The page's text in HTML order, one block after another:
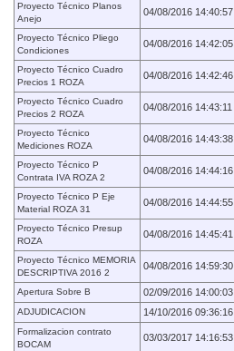
Proyecto Técnico Planos
Anejo
04/08/2016 14:40:57
Proyecto Técnico Pliego
Condiciones
04/08/2016 14:42:05
Proyecto Técnico Cuadro
Precios 1 ROZA
04/08/2016 14:42:46
Proyecto Técnico Cuadro
Precios 2 ROZA
04/08/2016 14:43:11
Proyecto Técnico
Mediciones ROZA
04/08/2016 14:43:38
Proyecto Técnico P
Contrata IVA ROZA 2
04/08/2016 14:44:16
Proyecto Técnico P Eje
Material ROZA 31
04/08/2016 14:44:55
Proyecto Técnico Presup
ROZA
04/08/2016 14:45:41
Proyecto Técnico MEMORIA
DESCRIPTIVA 2016 2
04/08/2016 14:59:30
Apertura Sobre B 02/09/2016 14:00:03
ADJUDICACION
14/10/2016 09:36:16
Formalizacion contrato
BOCAM
03/03/2017 14:16:53